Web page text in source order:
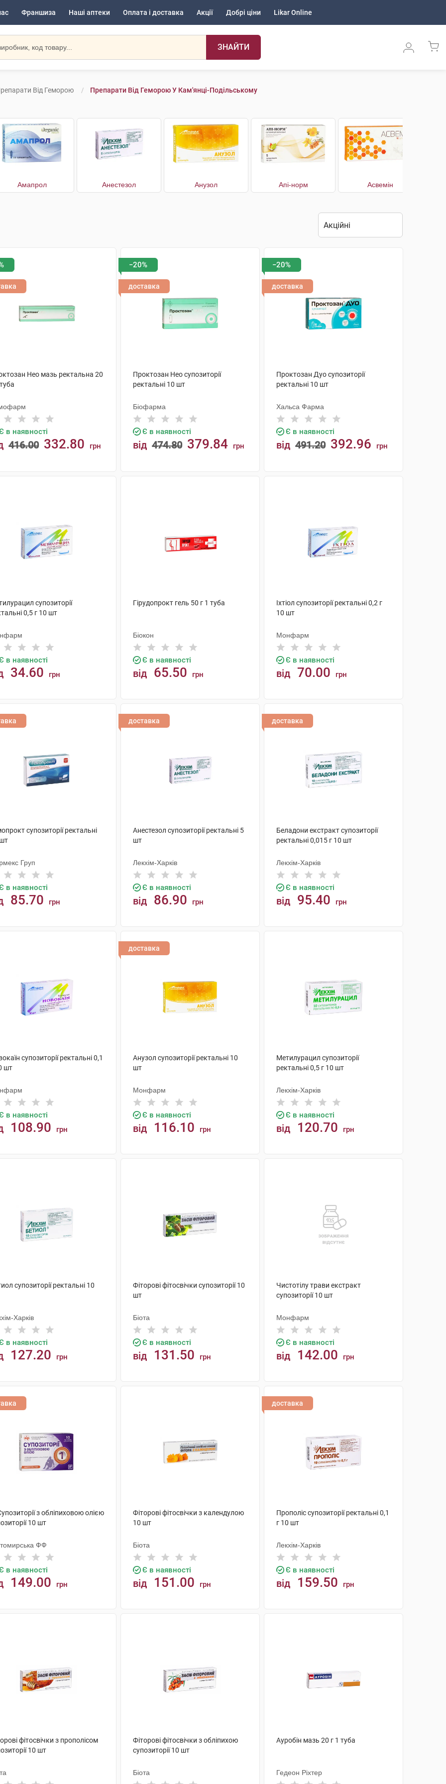
Франшиза Наші аптеки Оплата і доставка Акції Добрі ціни Likar Online
ЗНАЙТИ
Від Геморою Препарати Від Геморою У Кам'янці-Подільському
Амапрол Анестезол Анузол Апі-норм Асвемін
Нео мазь ректальна 20
в наявності
416.00 332.80 грн
−20%
доставка
Проктозан Нео супозиторії
ректальні 10 шт
Біофарма
Є в наявності
від 474.80 379.84 грн
−20%
доставка
Проктозан Дуо супозиторії
ректальні 10 шт
Хальса Фарма
Є в наявності
від 491.20 392.96 грн
супозиторії
0,5 г 10 шт
в наявності
34.60 грн
Гірудопрокт гель 50 г 1 туба
Біокон
Є в наявності
від 65.50 грн
Іхтіол супозиторії ректальні 0,2 г
10 шт
Монфарм
Є в наявності
від 70.00 грн
супозиторії ректальні
Груп
в наявності
85.70 грн
доставка
Анестезол супозиторії ректальні 5
шт
Лекхім-Харків
Є в наявності
від 86.90 грн
доставка
Беладони екстракт супозиторії
ректальні 0,015 г 10 шт
Лекхім-Харків
Є в наявності
від 95.40 грн
супозиторії ректальні 0,1
шт
в наявності
108.90 грн
доставка
Анузол супозиторії ректальні 10
шт
Монфарм
Є в наявності
від 116.10 грн
Метилурацил супозиторії
ректальні 0,5 г 10 шт
Лекхім-Харків
Є в наявності
від 120.70 грн
супозиторії ректальні 10
Харків
в наявності
127.20 грн
Фіторові фітосвічки супозиторії 10
шт
Біота
Є в наявності
від 131.50 грн
Чистотілу трави екстракт
супозиторії 10 шт
Монфарм
Є в наявності
від 142.00 грн
з обліпиховою олією
10 шт
ФФ
в наявності
149.00 грн
Фіторові фітосвічки з календулою
10 шт
Біота
Є в наявності
від 151.00 грн
доставка
Прополіс супозиторії ректальні 0,1
г 10 шт
Лекхім-Харків
Є в наявності
від 159.50 грн
фітосвічки з прополісом
10 шт
Фіторові фітосвічки з обліпихою
супозиторії 10 шт
Біота
Ауробін мазь 20 г 1 туба
Гедеон Ріхтер